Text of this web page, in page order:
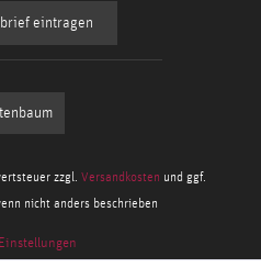
eintragen
zzgl. Versandkosten und ggf.
nicht anders beschrieben